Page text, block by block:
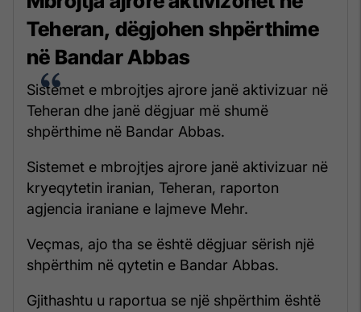
Teheran, dëgjohen shpërthime
në Bandar Abbas
Sistemet e mbrojtjes ajrore janë aktivizuar në
Teheran dhe janë dëgjuar më shumë
shpërthime në Bandar Abbas.
Sistemet e mbrojtjes ajrore janë aktivizuar në
kryeqytetin iranian, Teheran, raporton
agjencia iraniane e lajmeve Mehr.
Veçmas, ajo tha se është dëgjuar sërish një
shpërthim në qytetin e Bandar Abbas.
Gjithashtu u raportua se një shpërthim është